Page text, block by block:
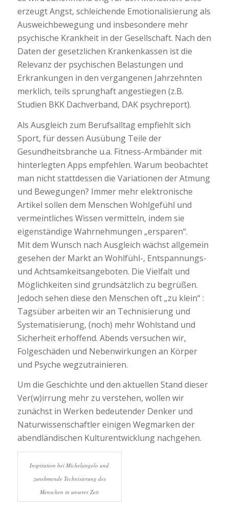
erzeugt Angst, schleichende Emotionalisierung als
Ausweichbewegung und insbesondere mehr
psychische Krankheit in der Gesellschaft. Nach den
Daten der gesetzlichen Krankenkassen ist die
Relevanz der psychischen Belastungen und
Erkrankungen in den vergangenen Jahrzehnten
merklich, teils sprunghaft angestiegen (z.B.
Studien BKK Dachverband, DAK psychreport).
Als Ausgleich zum Berufsalltag empfiehlt sich
Sport, für dessen Ausübung Teile der
Gesundheitsbranche u.a. Fitness-Armbänder mit
hinterlegten Apps empfehlen. Warum beobachtet
man nicht stattdessen die Variationen der Atmung
und Bewegungen? Immer mehr elektronische
Artikel sollen dem Menschen Wohlgefühl und
vermeintliches Wissen vermitteln, indem sie
eigenständige Wahrnehmungen „ersparen“.
Mit dem Wunsch nach Ausgleich wächst allgemein
gesehen der Markt an Wohlfühl-, Entspannungs-
und Achtsamkeitsangeboten. Die Vielfalt und
Möglichkeiten sind grundsätzlich zu begrüßen.
Jedoch sehen diese den Menschen oft „zu klein“ :
Tagsüber arbeiten wir an Technisierung und
Systematisierung, (noch) mehr Wohlstand und
Sicherheit erhoffend. Abends versuchen wir,
Folgeschäden und Nebenwirkungen an Körper
und Psyche wegzutrainieren.
Um die Geschichte und den aktuellen Stand dieser
Ver(w)irrung mehr zu verstehen, wollen wir
zunächst in Werken bedeutender Denker und
Naturwissenschaftler einigen Wegmarken der
abendländischen Kulturentwicklung nachgehen.
Inspiration bei Michelangelo und
zunehmende Technisierung des
Menschen in unserer Zeit